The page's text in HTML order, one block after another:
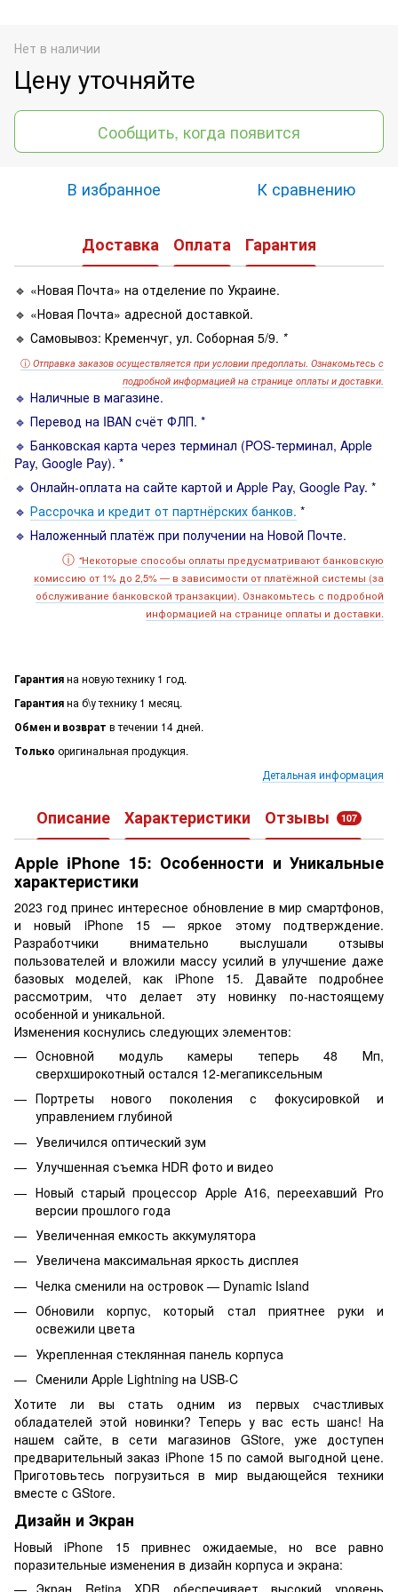
Нет в наличии
Цену уточняйте
Сообщить, когда появится
В избранное К сравнению
Доставка Оплата Гарантия
🔹 «Новая Почта» на отделение по Украине.
🔹 «Новая Почта» адресной доставкой.
🔹 Самовывоз: Кременчуг, ул. Соборная 5/9. *
ⓘ Отправка заказов осуществляется при условии предоплаты. Ознакомьтесь с
подробной информацией на странице оплаты и доставки.
🔹 Наличные в магазине.
🔹 Перевод на IBAN счёт ФЛП. *
🔹 Банковская карта через терминал (POS-терминал, Apple
Pay, Google Pay). *
🔹 Онлайн-оплата на сайте картой и Apple Pay, Google Pay. *
🔹 Рассрочка и кредит от партнёрских банков. *
🔹 Наложенный платёж при получении на Новой Почте.
ⓘ *Некоторые способы оплаты предусматривают банковскую
комиссию от 1% до 2,5% — в зависимости от платёжной системы (за
обслуживание банковской транзакции). Ознакомьтесь с подробной
информацией на странице оплаты и доставки.
Гарантияна новую технику 1 год.
Гарантияна б\у технику 1 месяц.
Обмен и возврат в течении 14 дней.
Только оригинальная продукция.
Детальная информация
Описание Характеристики Отзывы 107
Apple iPhone 15: Особенности и Уникальные
характеристики
2023 год принес интересное обновление в мир смартфонов,
и новый iPhone 15 — яркое этому подтверждение.
Разработчики внимательно выслушали отзывы
пользователей и вложили массу усилий в улучшение даже
базовых моделей, как iPhone 15. Давайте подробнее
рассмотрим, что делает эту новинку по-настоящему
особенной и уникальной.
Изменения коснулись следующих элементов:
Основной модуль камеры теперь 48 Мп,
сверхширокотный остался 12-мегапиксельным
Портреты нового поколения с фокусировкой и
управлением глубиной
Увеличился оптический зум
Улучшенная съемка HDR фото и видео
Новый старый процессор Apple A16, переехавший Pro
версии прошлого года
Увеличенная емкость аккумулятора
Увеличена максимальная яркость дисплея
Челка сменили на островок — Dynamic Island
Обновили корпус, который стал приятнее руки и
освежили цвета
Укрепленная стеклянная панель корпуса
Сменили Apple Lightning на USB-C
Хотите ли вы стать одним из первых счастливых
обладателей этой новинки? Теперь у вас есть шанс! На
нашем сайте, в сети магазинов GStore, уже доступен
предварительный заказ iPhone 15 по самой выгодной цене.
Приготовьтесь погрузиться в мир выдающейся техники
вместе с GStore.
Дизайн и Экран
Новый iPhone 15 привнес ожидаемые, но все равно
поразительные изменения в дизайн корпуса и экрана:
Экран Retina XDR обеспечивает высокий уровень